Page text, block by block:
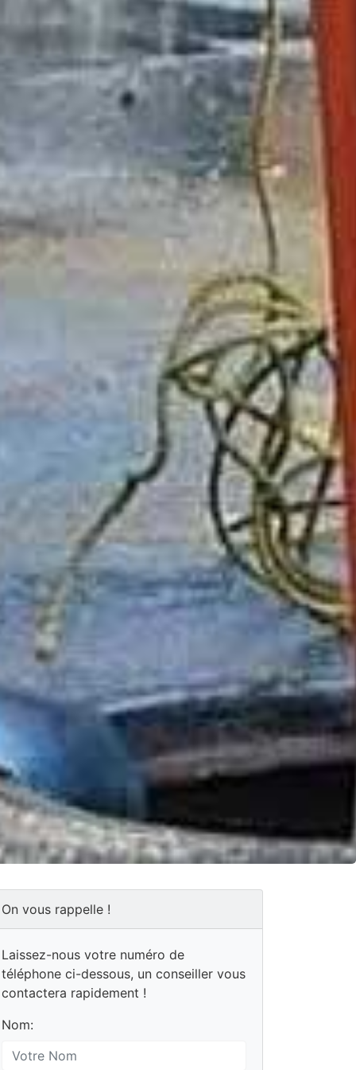
On vous rappelle !
Laissez-nous votre numéro de
téléphone ci-dessous, un conseiller vous
contactera rapidement !
Nom: